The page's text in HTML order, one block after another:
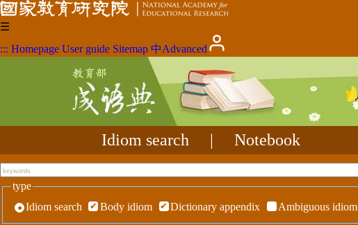
☰
::: Homepage User guide Sitemap 中Advanced
Idiom search Notebook
type
Idiom search
Body idiom Dictionary appendix Ambiguous idiom